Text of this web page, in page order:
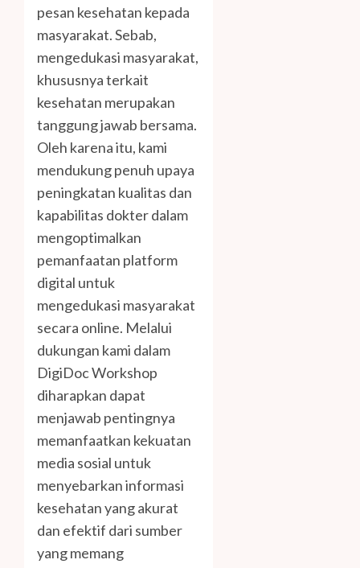
pesan kesehatan kepada
masyarakat. Sebab,
mengedukasi masyarakat,
khususnya terkait
kesehatan merupakan
tanggung jawab bersama.
Oleh karena itu, kami
mendukung penuh upaya
peningkatan kualitas dan
kapabilitas dokter dalam
mengoptimalkan
pemanfaatan platform
digital untuk
mengedukasi masyarakat
secara online. Melalui
dukungan kami dalam
DigiDoc Workshop
diharapkan dapat
menjawab pentingnya
memanfaatkan kekuatan
media sosial untuk
menyebarkan informasi
kesehatan yang akurat
dan efektif dari sumber
yang memang